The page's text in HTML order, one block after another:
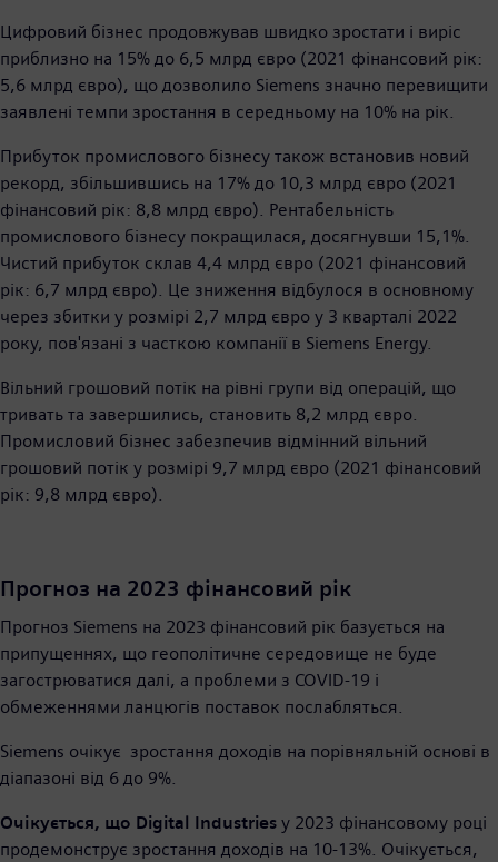
Цифровий бізнес продовжував швидко зростати і виріс
приблизно на 15% до 6,5 млрд євро (2021 фінансовий рік:
5,6 млрд євро), що дозволило Siemens значно перевищити
заявлені темпи зростання в середньому на 10% на рік.
Прибуток промислового бізнесу також встановив новий
рекорд, збільшившись на 17% до 10,3 млрд євро (2021
фінансовий рік: 8,8 млрд євро). Рентабельність
промислового бізнесу покращилася, досягнувши 15,1%.
Чистий прибуток склав 4,4 млрд євро (2021 фінансовий
рік: 6,7 млрд євро). Це зниження відбулося в основному
через збитки у розмірі 2,7 млрд євро у 3 кварталі 2022
року, пов'язані з часткою компанії в Siemens Energy.
Вільний грошовий потік на рівні групи від операцій, що
тривать та завершились, становить 8,2 млрд євро.
Промисловий бізнес забезпечив відмінний вільний
грошовий потік у розмірі 9,7 млрд євро (2021 фінансовий
рік: 9,8 млрд євро).
Прогноз на 2023 фінансовий рік
Прогноз Siemens на 2023 фінансовий рік базується на
припущеннях, що геополітичне середовище не буде
загострюватися далі, а проблеми з COVID-19 і
обмеженнями ланцюгів поставок послабляться.
Siemens очікує зростання доходів на порівняльній основі в
діапазоні від 6 до 9%.
Очікується, що Digital Industries у 2023 фінансовому році
продемонструє зростання доходів на 10-13%. Очікується,